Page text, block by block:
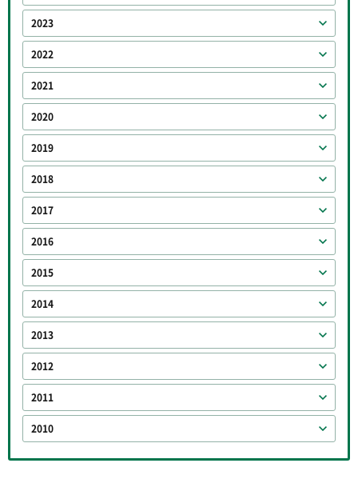
2023
2022
2021
2020
2019
2018
2017
2016
2015
2014
2013
2012
2011
2010